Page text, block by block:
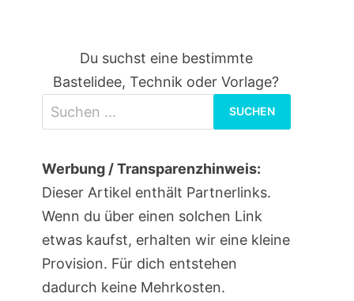
Du suchst eine bestimmte
Bastelidee, Technik oder Vorlage?
nach:
Werbung / Transparenzhinweis:
Dieser Artikel enthält Partnerlinks.
Wenn du über einen solchen Link
etwas kaufst, erhalten wir eine kleine
Provision. Für dich entstehen
dadurch keine Mehrkosten.